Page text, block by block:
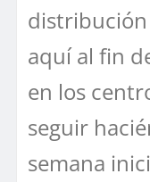
aquí al fin
en los
seguir
semana